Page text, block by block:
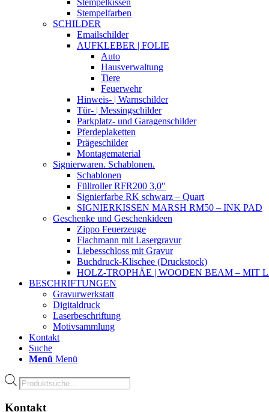
Stempelkissen
Stempelfarben
SCHILDER
Emailschilder
AUFKLEBER | FOLIE
Auto
Hausverwaltung
Tiere
Feuerwehr
Hinweis- | Warnschilder
Tür- | Messingschilder
Parkplatz- und Garagenschilder
Pferdeplaketten
Prägeschilder
Montagematerial
Signierwaren. Schablonen.
Schablonen
Füllroller RFR200 3,0″
Signierfarbe RK schwarz – Quart
SIGNIERKISSEN MARSH RM50 – INK PAD
Geschenke und Geschenkideen
Zippo Feuerzeuge
Flachmann mit Lasergravur
Liebesschloss mit Gravur
Buchdruck-Klischee (Druckstock)
HOLZ-TROPHÄE | WOODEN BEAM – MIT
BESCHRIFTUNGEN
Gravurwerkstatt
Digitaldruck
Laserbeschriftung
Motivsammlung
Kontakt
Suche
Menü Menü
Products
search
Kontakt